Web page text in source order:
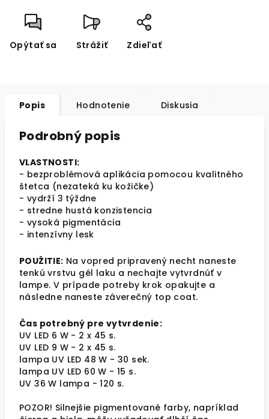
Opýtať sa Strážiť Zdieľať
Popis Hodnotenie Diskusia
Podrobný popis
VLASTNOSTI:
- bezproblémová aplikácia pomocou kvalitného
štetca (nezateká ku kožičke)
- vydrží 3 týždne
- stredne hustá konzistencia
- vysoká pigmentácia
- intenzívny lesk
POUŽITIE: Na vopred pripravený necht naneste
tenkú vrstvu gél laku a nechajte vytvrdnúť v
lampe. V prípade potreby krok opakujte a
následne naneste záverečný top coat.
Čas potrebný pre vytvrdenie:
UV LED 6 W - 2 x 45 s.
UV LED 9 W - 2 x 45 s.
lampa UV LED 48 W - 30 sek.
lampa UV LED 60 W - 15 s.
UV 36 W lampa - 120 s.
POZOR! Silnejšie pigmentované farby, napríklad